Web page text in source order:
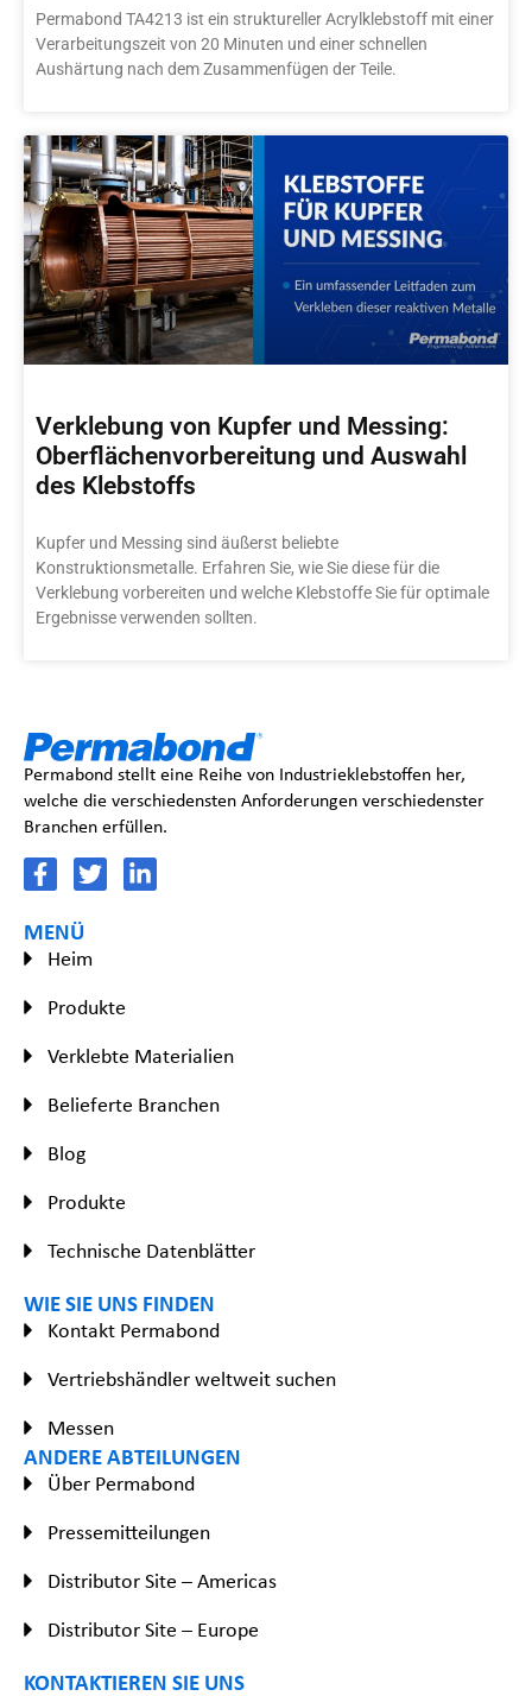
Permabond TA4213 ist ein struktureller Acrylklebstoff mit einer
Verarbeitungszeit von 20 Minuten und einer schnellen
Aushärtung nach dem Zusammenfügen der Teile.
Verklebung von Kupfer und Messing:
Oberflächenvorbereitung und Auswahl
des Klebstoffs
Kupfer und Messing sind äußerst beliebte
Konstruktionsmetalle. Erfahren Sie, wie Sie diese für die
Verklebung vorbereiten und welche Klebstoffe Sie für optimale
Ergebnisse verwenden sollten.
Permabond stellt eine Reihe von Industrieklebstoffen her,
welche die verschiedensten Anforderungen verschiedenster
Branchen erfüllen.
MENÜ
Heim
Produkte
Verklebte Materialien
Belieferte Branchen
Blog
Produkte
Technische Datenblätter
WIE SIE UNS FINDEN
Kontakt Permabond
Vertriebshändler weltweit suchen
Messen
ANDERE ABTEILUNGEN
Über Permabond
Pressemitteilungen
Distributor Site – Americas
Distributor Site – Europe
KONTAKTIEREN SIE UNS